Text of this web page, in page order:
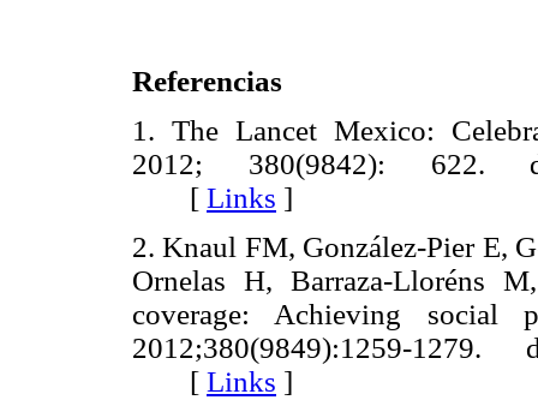
Referencias
1. The Lancet Mexico:
2012; 380(9842): 622.
[ Links ]
2. Knaul FM, González-Pier E,
Ornelas H, Barraza-Lloréns
coverage: Achieving
2012;380(9849):1259-1279.
[ Links ]